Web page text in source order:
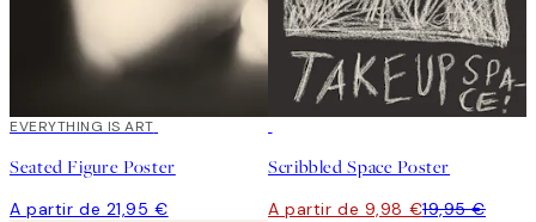
EVERYTHING IS ART
Seated Figure Poster
A partir de 21,95 €
Scribbled Space Poster
A partir de 9,98 €19,95 €